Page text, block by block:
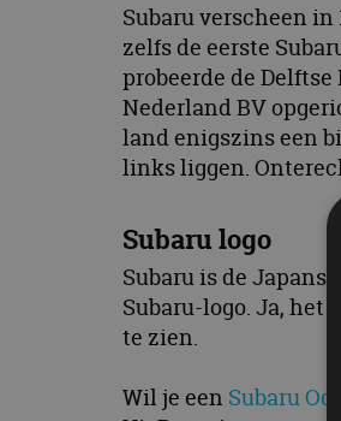
Subaru verscheen
zelfs de eerste
probeerde de
Nederland BV
land enigszins een
links liggen.
Subaru logo
Subaru is de
Subaru-logo. Ja, het
te zien.
Wil je een Subaru